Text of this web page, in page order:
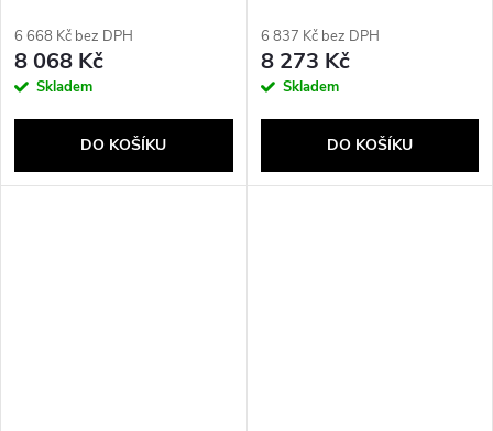
6 668 Kč bez DPH
8 068 Kč
Skladem
DO KOŠÍKU
6 837 Kč bez DPH
8 273 Kč
Skladem
DO KOŠÍKU